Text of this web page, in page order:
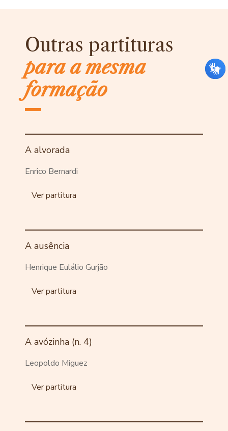
Outras partituras
para a mesma
formação
A alvorada
Enrico Bernardi
Ver partitura
A ausência
Henrique Eulálio Gurjão
Ver partitura
A avózinha (n. 4)
Leopoldo Miguez
Ver partitura